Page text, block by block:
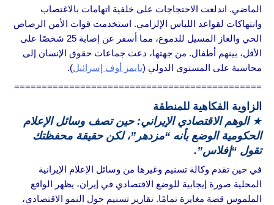
الماضي. اندلعت الاحتجاجات على خلفية اتهامات بالاغتصاب
وانتهاكات لقواعد اللباس الإلزامي. استخدمت قوات الأمن الرصاص
الحي والغاز المسيل للدموع، مما أسفر عن إصابة 25 شخصًا على
الأقل، بينهم أطفال. من جهتها، دعت جماعات حقوق الإنسان إلى
محاسبة على المستوى الدولي (تايمز أوف إسرائيل).
=============================================
الزاوية الفكاهية للمنطقة
★ الوهم الاقتصادي الإيراني: حين تصف وسائل الإعلام
الحكومية الوضع بأنه “مزدهر”، لكن حقيقة محفظتك
تقول “إفلاس”.
في حين تقدم وكالة تسنيم وغيرها من وسائل الإعلام الإيرانية
المحلية صورة إيجابية للوضع الاقتصادي في إيران، يظهر الواقع
الملموس قصة مغايرة تمامًا. تقارير تسنيم حول النمو الاقتصادي،